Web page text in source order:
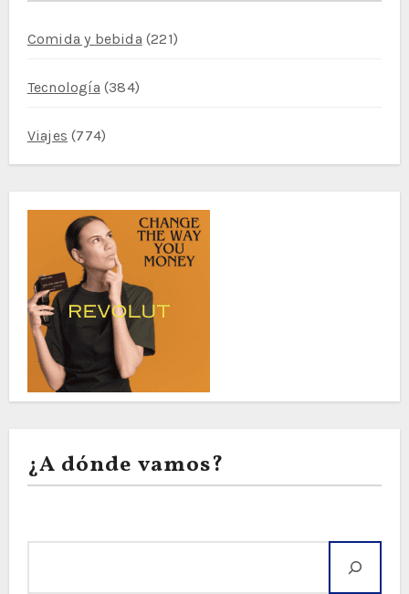
Comida y bebida (221)
Tecnología (384)
Viajes (774)
¿A dónde vamos?